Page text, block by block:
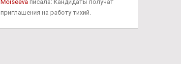
Moiseevaписала: Кандидаты получат
приглашения на работу тихий.